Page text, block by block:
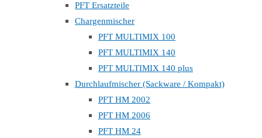
PFT Ersatzteile
Chargenmischer
PFT MULTIMIX 100
PFT MULTIMIX 140
PFT MULTIMIX 140 plus
Durchlaufmischer (Sackware / Kompakt)
PFT HM 2002
PFT HM 2006
PFT HM 24